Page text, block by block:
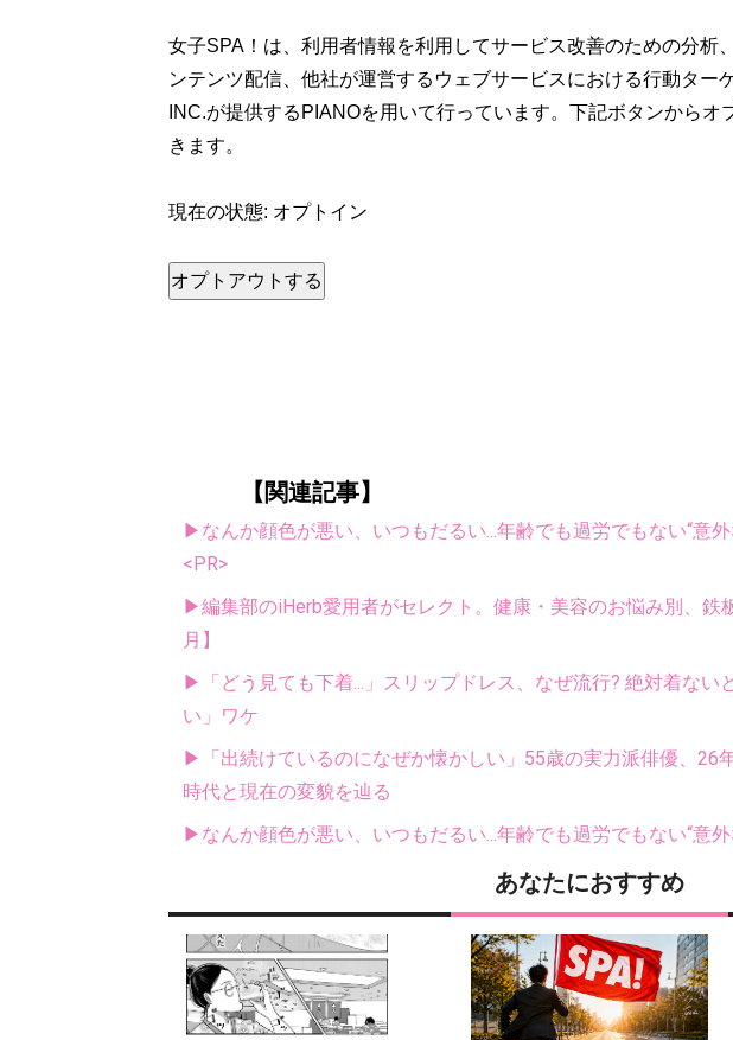
女子SPA！は、利用者情報を利用してサービス改善のための分析
ンテンツ配信、他社が運営するウェブサービスにおける行動ター
INC.が提供するPIANOを用いて行っています。下記ボタンから
きます。
現在の状態: オプトイン
オプトアウトする
【関連記事】
▶なんか顔色が悪い、いつもだるい...年齢でも過労でもない“意
<PR>
▶編集部のiHerb愛用者がセレクト。健康・美容のお悩み別、鉄
月】
▶「どう見ても下着...」スリップドレス、なぜ流行? 絶対着ない
い」ワケ
▶「出続けているのになぜか懐かしい」55歳の実力派俳優、26
時代と現在の変貌を辿る
▶なんか顔色が悪い、いつもだるい...年齢でも過労でもない“意
あなたにおすすめ